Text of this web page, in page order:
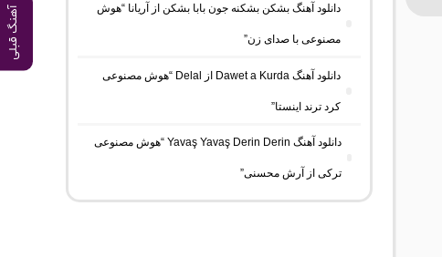
آهنگ قبلی دانلود آهنگ بشکن بشکنه جون بابا بشکن از آریانا “هوش
مصنوعی با صدای زن”
دانلود آهنگ Dawet a Kurda از Delal “هوش مصنوعی
کرد ترند اینستا”
دانلود آهنگ Yavaş Yavaş Derin Derin “هوش مصنوعی
ترکی از آرش محسنی”